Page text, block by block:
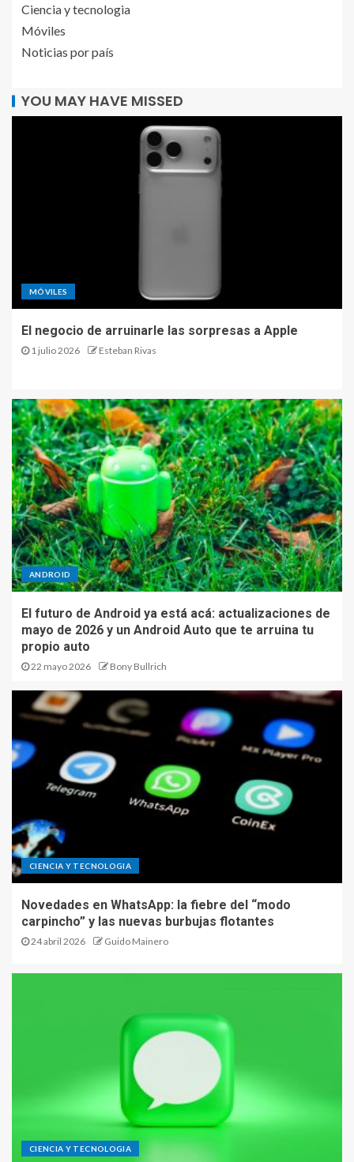
Ciencia y tecnologia
Móviles
Noticias por país
YOU MAY HAVE MISSED
MÓVILES
El negocio de arruinarle las sorpresas a Apple
1 julio 2026 Esteban Rivas
ANDROID
El futuro de Android ya está acá: actualizaciones de
mayo de 2026 y un Android Auto que te arruina tu
propio auto
22 mayo 2026 Bony Bullrich
CIENCIA Y TECNOLOGIA
Novedades en WhatsApp: la fiebre del “modo
carpincho” y las nuevas burbujas flotantes
24 abril 2026 Guido Mainero
CIENCIA Y TECNOLOGIA